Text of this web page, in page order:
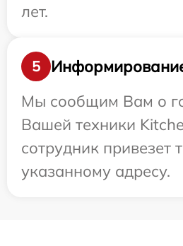
лет.
5
Мы сообщим Вам о
Вашей техники
сотрудник привезет
указанному адресу.